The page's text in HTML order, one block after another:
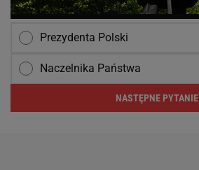
Prezydenta Polski
Naczelnika Państwa
NASTĘPNE PYTANIE